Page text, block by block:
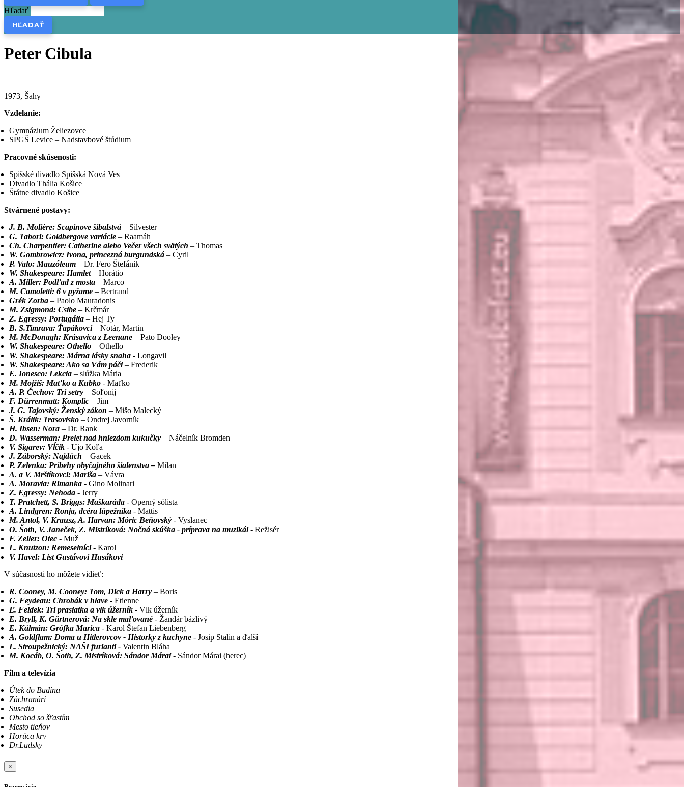
Hľadať
Peter Cibula
1973, Šahy
Vzdelanie:
Gymnázium Želiezovce
SPGŠ Levice – Nadstavbové štúdium
Pracovné skúsenosti:
Spišské divadlo Spišská Nová Ves
Divadlo Thália Košice
Štátne divadlo Košice
Stvárnené postavy:
J. B. Molière: Scapinove šibalstvá – Silvester
G. Tabori: Goldbergove variácie – Raamáh
Ch. Charpentier: Catherine alebo Večer všech svätých – Thomas
W. Gombrowicz: Ivona, princezná burgundská – Cyril
P. Valo: Mauzóleum – Dr. Fero Štefánik
W. Shakespeare: Hamlet– Horátio
A. Miller: Podľad z mosta – Marco
M. Camoletti: 6 v pyžame – Bertrand
Grék Zorba – Paolo Mauradonis
M. Zsigmond: Csibe – Krčmár
Z. Egressy: Portugália – Hej Ty
B. S.Timrava: Ťapákovci – Notár, Martin
M. McDonagh: Krásavica z Leenane – Pato Dooley
W. Shakespeare: Othello – Othello
W. Shakespeare: Márna lásky snaha - Longavil
W. Shakespeare: Ako sa Vám páči– Frederik
E. Ionesco: Lekcia – slúžka Mária
M. Mojžiš: Maťko a Kubko - Maťko
A. P. Čechov: Tri setry – Soľonij
F. Dürrenmatt: Komplic – Jim
J. G. Tajovský: Ženský zákon – Mišo Malecký
Š. Králik: Trasovisko – Ondrej Javorník
H. Ibsen: Nora – Dr. Rank
D. Wasserman: Prelet nad hniezdom kukučky – Náčelník Bromden
V. Sigarev: Vĺčik - Ujo Koľa
J. Záborský: Najdúch – Gacek
P. Zelenka: Príbehy obyčajného šialenstva– Milan
A. a V. Mrštíkovci: Mariša – Vávra
A. Moravia: Rimanka - Gino Molinari
Z. Egressy: Nehoda - Jerry
T. Pratchett, S. Briggs: Maškaráda - Operný sólista
A. Lindgren: Ronja, dcéra lúpežníka - Mattis
M. Antol, V. Krausz, A. Harvan: Móric Beňovský - Vyslanec
O. Šoth, V. Janeček, Z. Mistríková: Nočná skúška - príprava na muzikál- Režisér
F. Zeller: Otec - Muž
L. Knutzon: Remeselníci- Karol
V. Havel: List Gustávovi Husákovi
V súčasnosti ho môžete vidieť:
R. Cooney, M. Cooney: Tom, Dick a Harry – Boris
G. Feydeau: Chrobák v hlave - Etienne
Ľ. Feldek: Tri prasiatka a vlk úžerník - Vlk úžerník
E. Bryll, K. Gärtnerová: Na skle maľované- Žandár bázlivý
E. Kálmán: Grófka Marica - Karol Štefan Liebenberg
A. Goldflam: Doma u Hitlerovcov - Historky z kuchyne - Josip Stalin a ďalší
L. Stroupežnický: NAŠI furianti - Valentin Bláha
M. Kocáb, O. Šoth, Z. Mistríková: Sándor Márai- Sándor Márai (herec)
Film a televízia
Útek do Budína
Záchranári
Susedia
Obchod so šťastím
Mesto tieňov
Horúca krv
Dr.Ludsky
×